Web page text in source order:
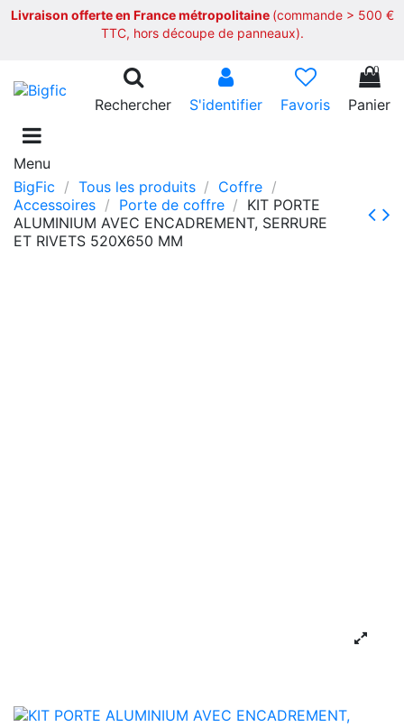
Livraison offerte en France métropolitaine (commande > 500 €
TTC, hors découpe de panneaux).
Rechercher S'identifier Favoris
0
Panier
Menu
BigFic
Tous les produits
Coffre
Accessoires
Porte de coffre
KIT PORTE
ALUMINIUM AVEC ENCADREMENT, SERRURE
ET RIVETS 520X650 MM